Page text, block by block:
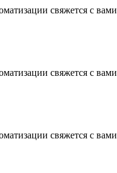
свяжется с вами
свяжется с вами
свяжется с вами